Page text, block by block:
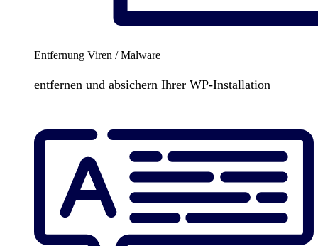
Entfernung Viren / Malware
entfernen und absichern Ihrer WP-Installation